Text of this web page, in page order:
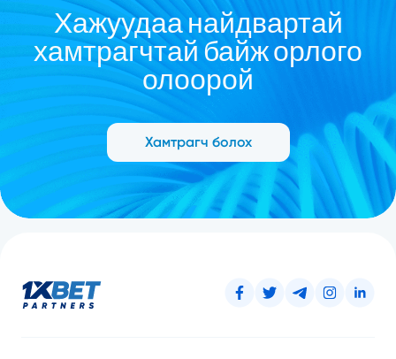
Хажуудаа найдвартай
хамтрагчтай байж орлого
олоорой
Хамтрагч болох